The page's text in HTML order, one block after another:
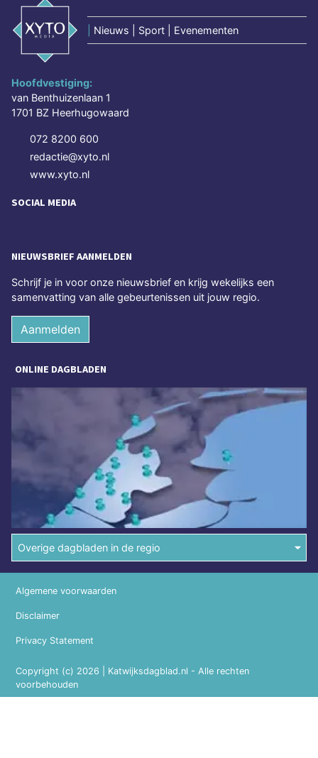
Nieuws | Sport | Evenementen
Hoofdvestiging:
van Benthuizenlaan 1
1701 BZ Heerhugowaard
072 8200 600
redactie@xyto.nl
www.xyto.nl
SOCIAL MEDIA
NIEUWSBRIEF AANMELDEN
Schrijf je in voor onze nieuwsbrief en krijg wekelijks een
samenvatting van alle gebeurtenissen uit jouw regio.
Aanmelden
ONLINE DAGBLADEN
Overige dagbladen in de regio
Copyright (c) 2026 | Katwijksdagblad.nl - Alle rechten
voorbehouden
Algemene voorwaarden
Disclaimer
Privacy Statement